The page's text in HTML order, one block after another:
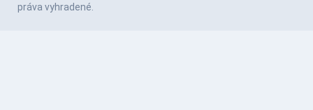
práva vyhradené.